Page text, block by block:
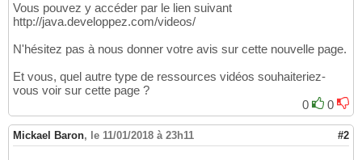
Vous pouvez y accéder par le lien suivant
http://java.developpez.com/videos/
N'hésitez pas à nous donner votre avis sur cette nouvelle page.
Et vous, quel autre type de ressources vidéos souhaiteriez-
vous voir sur cette page ?
0
0
Mickael Baron, le 11/01/2018 à 23h11 #2